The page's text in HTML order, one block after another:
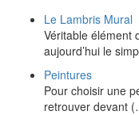
Le Lambris Mural
Véritable élément
aujourd’hui le
Peintures
Pour choisir une
retrouver devant